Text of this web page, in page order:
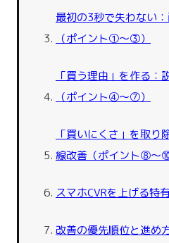
最初の3秒で失わない
（ポイント①〜③）
「買う理由」を作る：
（ポイント④〜⑦）
「買いにくさ」を取
線改善（ポイント⑧〜⑩
スマホCVRを上げる特
改善の優先順位と進め